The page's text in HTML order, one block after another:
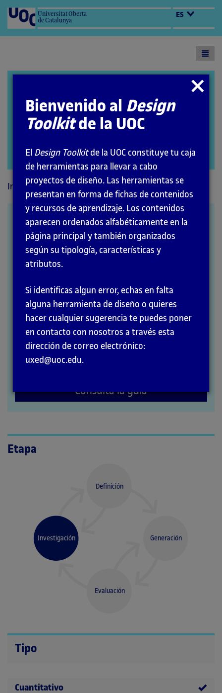
Universitat Oberta
de Catalunya
ES
Abrir
Inicio Métodos
Benchmarking
MÉTODOS
Consulta la guía
Etapa
Investigación
Definición
Generación
Evaluación
Tipo
Cuantitativo
Cerrar
modal
Bienvenido al Design
Toolkitde la UOC
El Design Toolkitde la UOC constituye tu caja
de herramientas para llevar a cabo
proyectos de diseño. Las herramientas se
presentan en forma de fichas de contenidos
y recursos de aprendizaje. Los contenidos
aparecen ordenados alfabéticamente en la
página principal y también organizados
según su tipología, características y
atributos.
Si identificas algun error, echas en falta
alguna herramienta de diseño o quieres
hacer cualquier sugerencia te puedes poner
en contacto con nosotros a través esta
dirección de correo electrónico:
uxed@uoc.edu.